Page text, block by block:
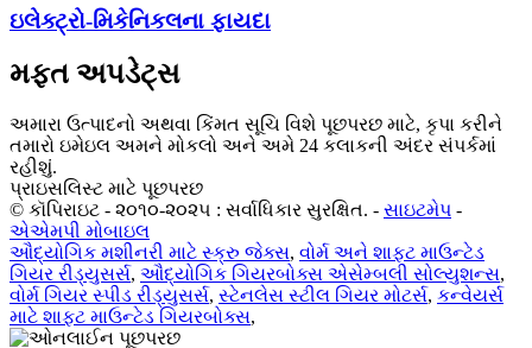
ઇલેક્ટ્રો-મિકેનિકલના ફાયદા
મફત અપડેટ્સ
અમારા ઉત્પાદનો અથવા કિંમત સૂચિ વિશે પૂછપરછ માટે, કૃપા કરીને
તમારો ઇમેઇલ અમને મોકલો અને અમે 24 કલાકની અંદર સંપર્કમાં
રહીશું.
પ્રાઇસલિસ્ટ માટે પૂછપરછ
© કૉપિરાઇટ - ૨૦૧૦-૨૦૨૫ : સર્વાધિકાર સુરક્ષિત. - સાઇટમેપ -
એએમપી મોબાઇલ
ઔદ્યોગિક મશીનરી માટે સ્ક્રુ જેક્સ, વોર્મ અને શાફ્ટ માઉન્ટેડ
ગિયર રીડ્યુસર્સ, ઔદ્યોગિક ગિયરબોક્સ એસેમ્બલી સોલ્યુશન્સ,
વોર્મ ગિયર સ્પીડ રીડ્યુસર્સ, સ્ટેનલેસ સ્ટીલ ગિયર મોટર્સ, કન્વેયર્સ
માટે શાફ્ટ માઉન્ટેડ ગિયરબોક્સ,